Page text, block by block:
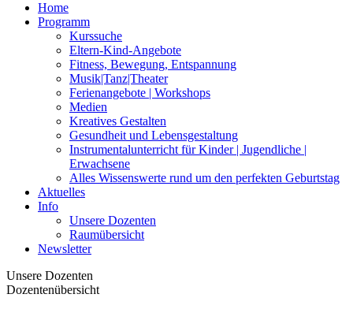
Home
Programm
Kurssuche
Eltern-Kind-Angebote
Fitness, Bewegung, Entspannung
Musik|Tanz|Theater
Ferienangebote | Workshops
Medien
Kreatives Gestalten
Gesundheit und Lebensgestaltung
Instrumentalunterricht für Kinder | Jugendliche |
Erwachsene
Alles Wissenswerte rund um den perfekten Geburtstag
Aktuelles
Info
Unsere Dozenten
Raumübersicht
Newsletter
Unsere Dozenten
Dozentenübersicht